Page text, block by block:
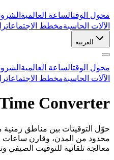
محول الوقتالساعة العالمية
الآلات الحاسبةمخطط الاجتماعات
العربية
محول الوقتالساعة العالمية
الآلات الحاسبةمخطط الاجتماعات
Converter
حوّل التوقيتات بين مناطق زمنية
محدود من المدن، وقارن ساعات
معالجة تلقائية للتوقيت الصيفي